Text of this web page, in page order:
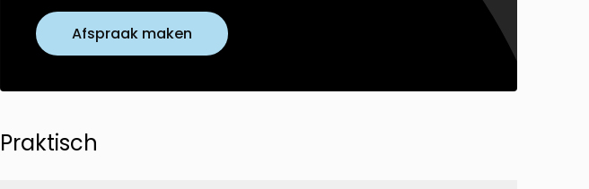
Afspraak maken
Praktisch